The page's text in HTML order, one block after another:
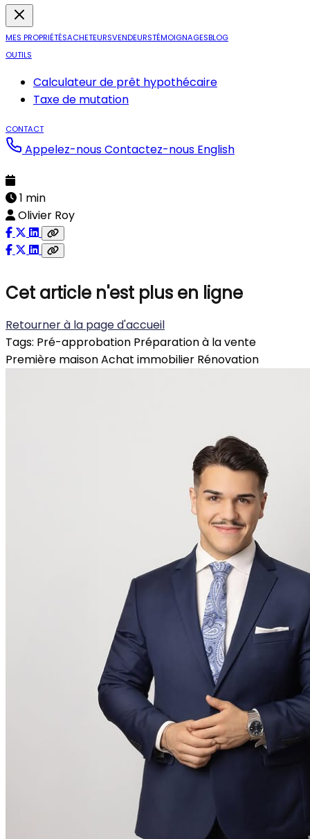
MES PROPRIÉTÉSACHETEURSVENDEURSTÉMOIGNAGESBLOG
OUTILS
Calculateur de prêt hypothécaire
Taxe de mutation
CONTACT
Appelez-nousContactez-nous English
1 min
Olivier Roy
Cet article n'est plus en ligne
Retourner à la page d'accueil
Tags: Pré-approbation Préparation à la vente
Première maisonAchat immobilier Rénovation